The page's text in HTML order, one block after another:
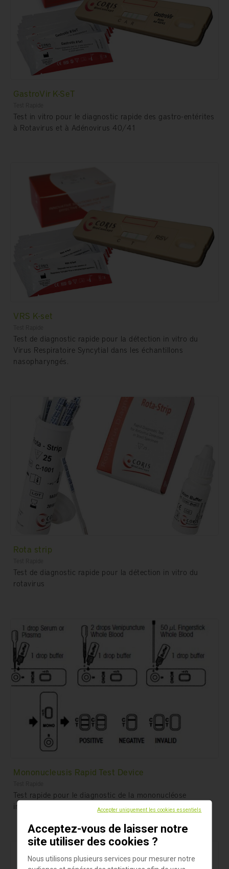
GastroVir K-SeT
Test in vitro pour le diagnostic rapide des gastro-entérites
à Rotavirus et à Adénovirus 40/41
VRS K-set
Test de diagnostic rapide pour la détection in vitro du
Virus Respiratoire Syncytial dans les échantillons
nasopharyngés.
Rota strip
Test de diagnostic rapide pour la détection in vitro du
rotavirus
Mononucleusis Rapid Test Device
Test rapide pour le diagnostic de la mononucléose
infectieuse (IM)
Accepter uniquement les cookies essentiels
Acceptez-vous de laisser notre
site utiliser des cookies ?
Nous utilisons plusieurs services pour mesurer notre